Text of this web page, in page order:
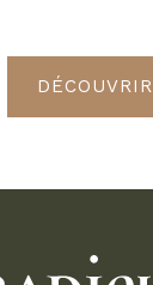
DÉCOUVRIR